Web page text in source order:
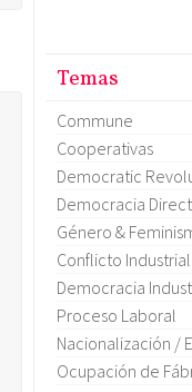
Temas
Commune
Cooperativas
Democratic
Democracia
Género &
Conflicto Industrial
Democracia
Proceso Laboral
Nacionalización /
Ocupación de